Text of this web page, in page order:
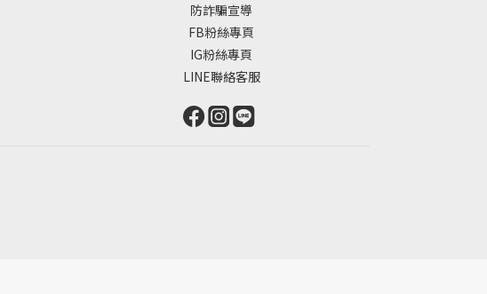
防詐騙宣導
FB粉絲專頁
IG粉絲專頁
LINE聯絡客服